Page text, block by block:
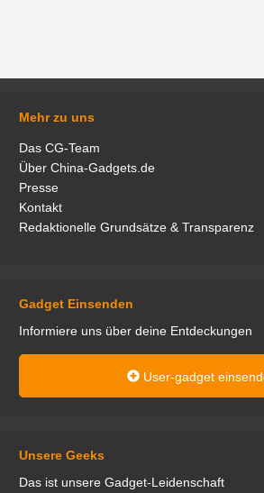
Mehr zu uns
Das CG-Team
Über China-Gadgets.de
Presse
Kontakt
Redaktionelle Grundsätze & Transparenz
Gadget Einsenden
Informiere uns über deine Entdeckungen
User-gadget
Unsere Geeks
Das ist unsere Gadget-Leidenschaft